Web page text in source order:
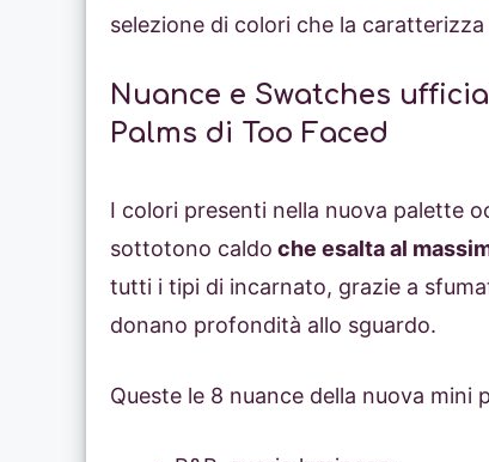
selezione di colori che la caratterizza
Nuance e Swatches
Palms di Too Faced
I colori presenti nella nuova palette
sottotono caldo che esalta al
tutti i tipi di incarnato, grazie a
donano profondità allo sguardo.
Queste le 8 nuance della nuova mini